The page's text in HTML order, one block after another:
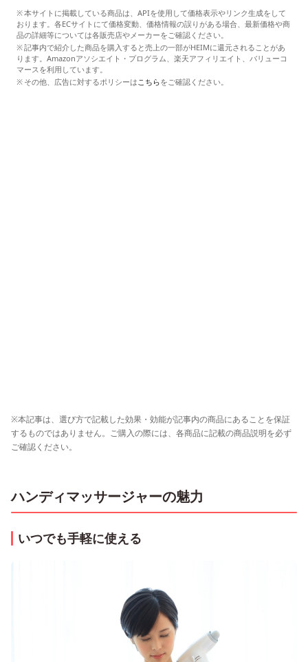
本サイトに掲載している商品は、APIを使用して価格表示やリンク生成をして
おります。各ECサイトにて価格変動、価格情報の誤りがある場合、最新価格や商
品の詳細等については各販売店やメーカーをご確認ください。
記事内で紹介した商品を購入すると売上の一部がHEIMに還元されることがあ
ります。Amazonアソシエイト・プログラム、楽天アフィリエイト、バリューコ
マースを利用しています。
その他、広告に対するポリシーはこちらをご確認ください。
※本記事は、選び方で記載した効果・効能が記事内の商品にあることを保証
するものではありません。ご購入の際には、各商品に記載の商品説明を必ず
ご確認ください。
ハンディマッサージャーの魅力
いつでも手軽に使える